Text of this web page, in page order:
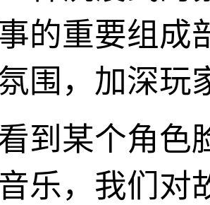
的重要组成
围，加深玩
到某个角色
乐，我们对